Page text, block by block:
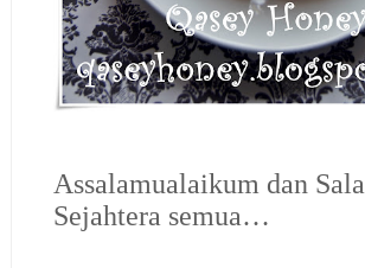
Assalamualaikum dan
Sejahtera semua…